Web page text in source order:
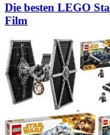
Die besten LEGO
Film